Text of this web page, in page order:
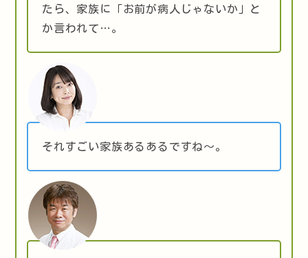
たら、家族に「お前が病人じゃないか」と
か言われて…。
それすごい家族あるあるですね～。